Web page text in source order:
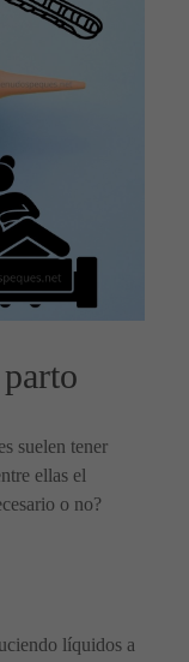
suelen tener
ellas el
o no?
líquidos a